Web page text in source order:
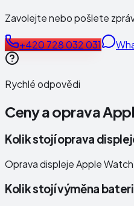
Zavolejte nebo pošlete
+420 728 032 031
Rychlé odpovědi
Ceny a oprava
Kolik stojí oprava
Oprava displeje Apple
Kolik stojí výměna